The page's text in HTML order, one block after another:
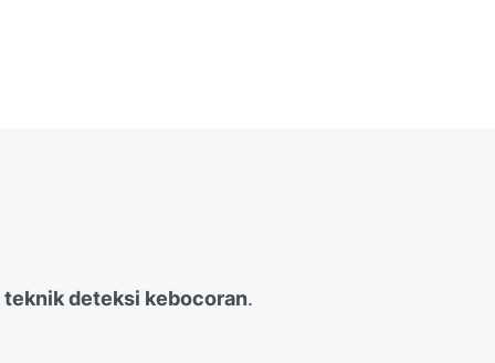
teknik deteksi kebocoran.